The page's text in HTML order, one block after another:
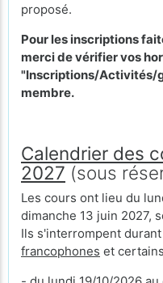
proposé.
Pour les inscriptions
merci de vérifier vos
"Inscriptions/Activités/
membre.
Calendrier des
2027 (sous
Les cours ont lieu du
dimanche 13 juin 2027,
Ils s'interrompent
francophones et